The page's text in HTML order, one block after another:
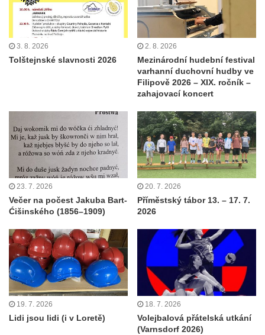
3. 8. 2026
Tolštejnské slavnosti 2026
2. 8. 2026
Mezinárodní hudební festival
varhanní duchovní hudby ve
Filipově 2026 – XIX. ročník –
zahajovací koncert
23. 7. 2026
Večer na počest Jakuba Bart-
Ćišinského (1856–1909)
20. 7. 2026
Příměstský tábor 13. – 17. 7.
2026
19. 7. 2026
Lidi jsou lidi (i v Loretě)
18. 7. 2026
Volejbalová přátelská utkání
(Varnsdorf 2026)